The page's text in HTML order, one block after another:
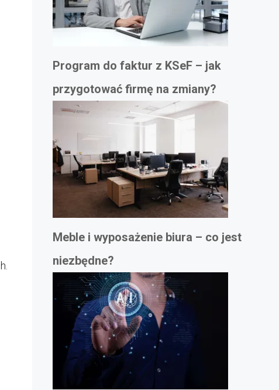
Program do faktur z KSeF – jak
przygotować firmę na zmiany?
Meble i wyposażenie biura – co jest
niezbędne?